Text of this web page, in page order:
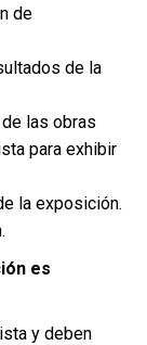
de
de la
las obras
para exhibir
la exposición.
es
y deben